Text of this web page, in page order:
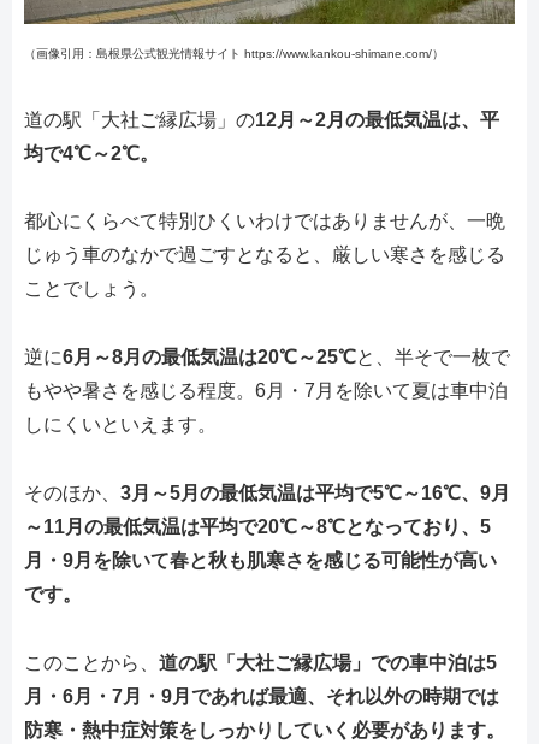
（画像引用：島根県公式観光情報サイト https://www.kankou-shimane.com/）
道の駅「大社ご縁広場」の12月～2月の最低気温は、平
均で4℃～2℃。
都心にくらべて特別ひくいわけではありませんが、一晩
じゅう車のなかで過ごすとなると、厳しい寒さを感じる
ことでしょう。
逆に6月～8月の最低気温は20℃～25℃と、半そで一枚で
もやや暑さを感じる程度。6月・7月を除いて夏は車中泊
しにくいといえます。
そのほか、 3月～5月の最低気温は平均で5℃～16℃、9月
～11月の最低気温は平均で20℃～8℃となっており、5
月・9月を除いて春と秋も肌寒さを感じる可能性が高い
です。
このことから、 道の駅「大社ご縁広場」での車中泊は5
月・6月・7月・9月であれば最適、それ以外の時期では
防寒・熱中症対策をしっかりしていく必要があります。